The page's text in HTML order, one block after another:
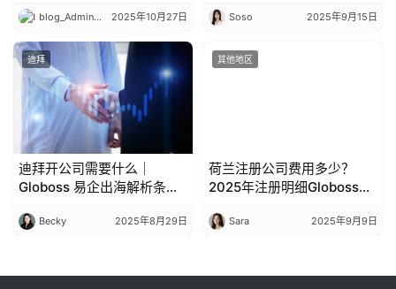
blog_Admin_Log1n 2025年10月27日 Soso 2025年9月15日
迪拜
迪拜开公司需要什么｜
Globoss 易企出海解析条件
Becky 2025年8月29日
其他地区
荷兰注册公司费用多少？
2025年注册明细Globoss整
Sara 2025年9月9日